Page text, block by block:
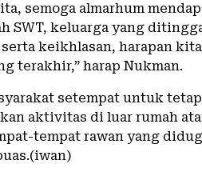
semoga almarhum
SWT, keluarga yang
keikhlasan, harapan
terakhir,” harap Nukman.
setempat untuk
aktivitas di luar rumah
tempat rawan yang